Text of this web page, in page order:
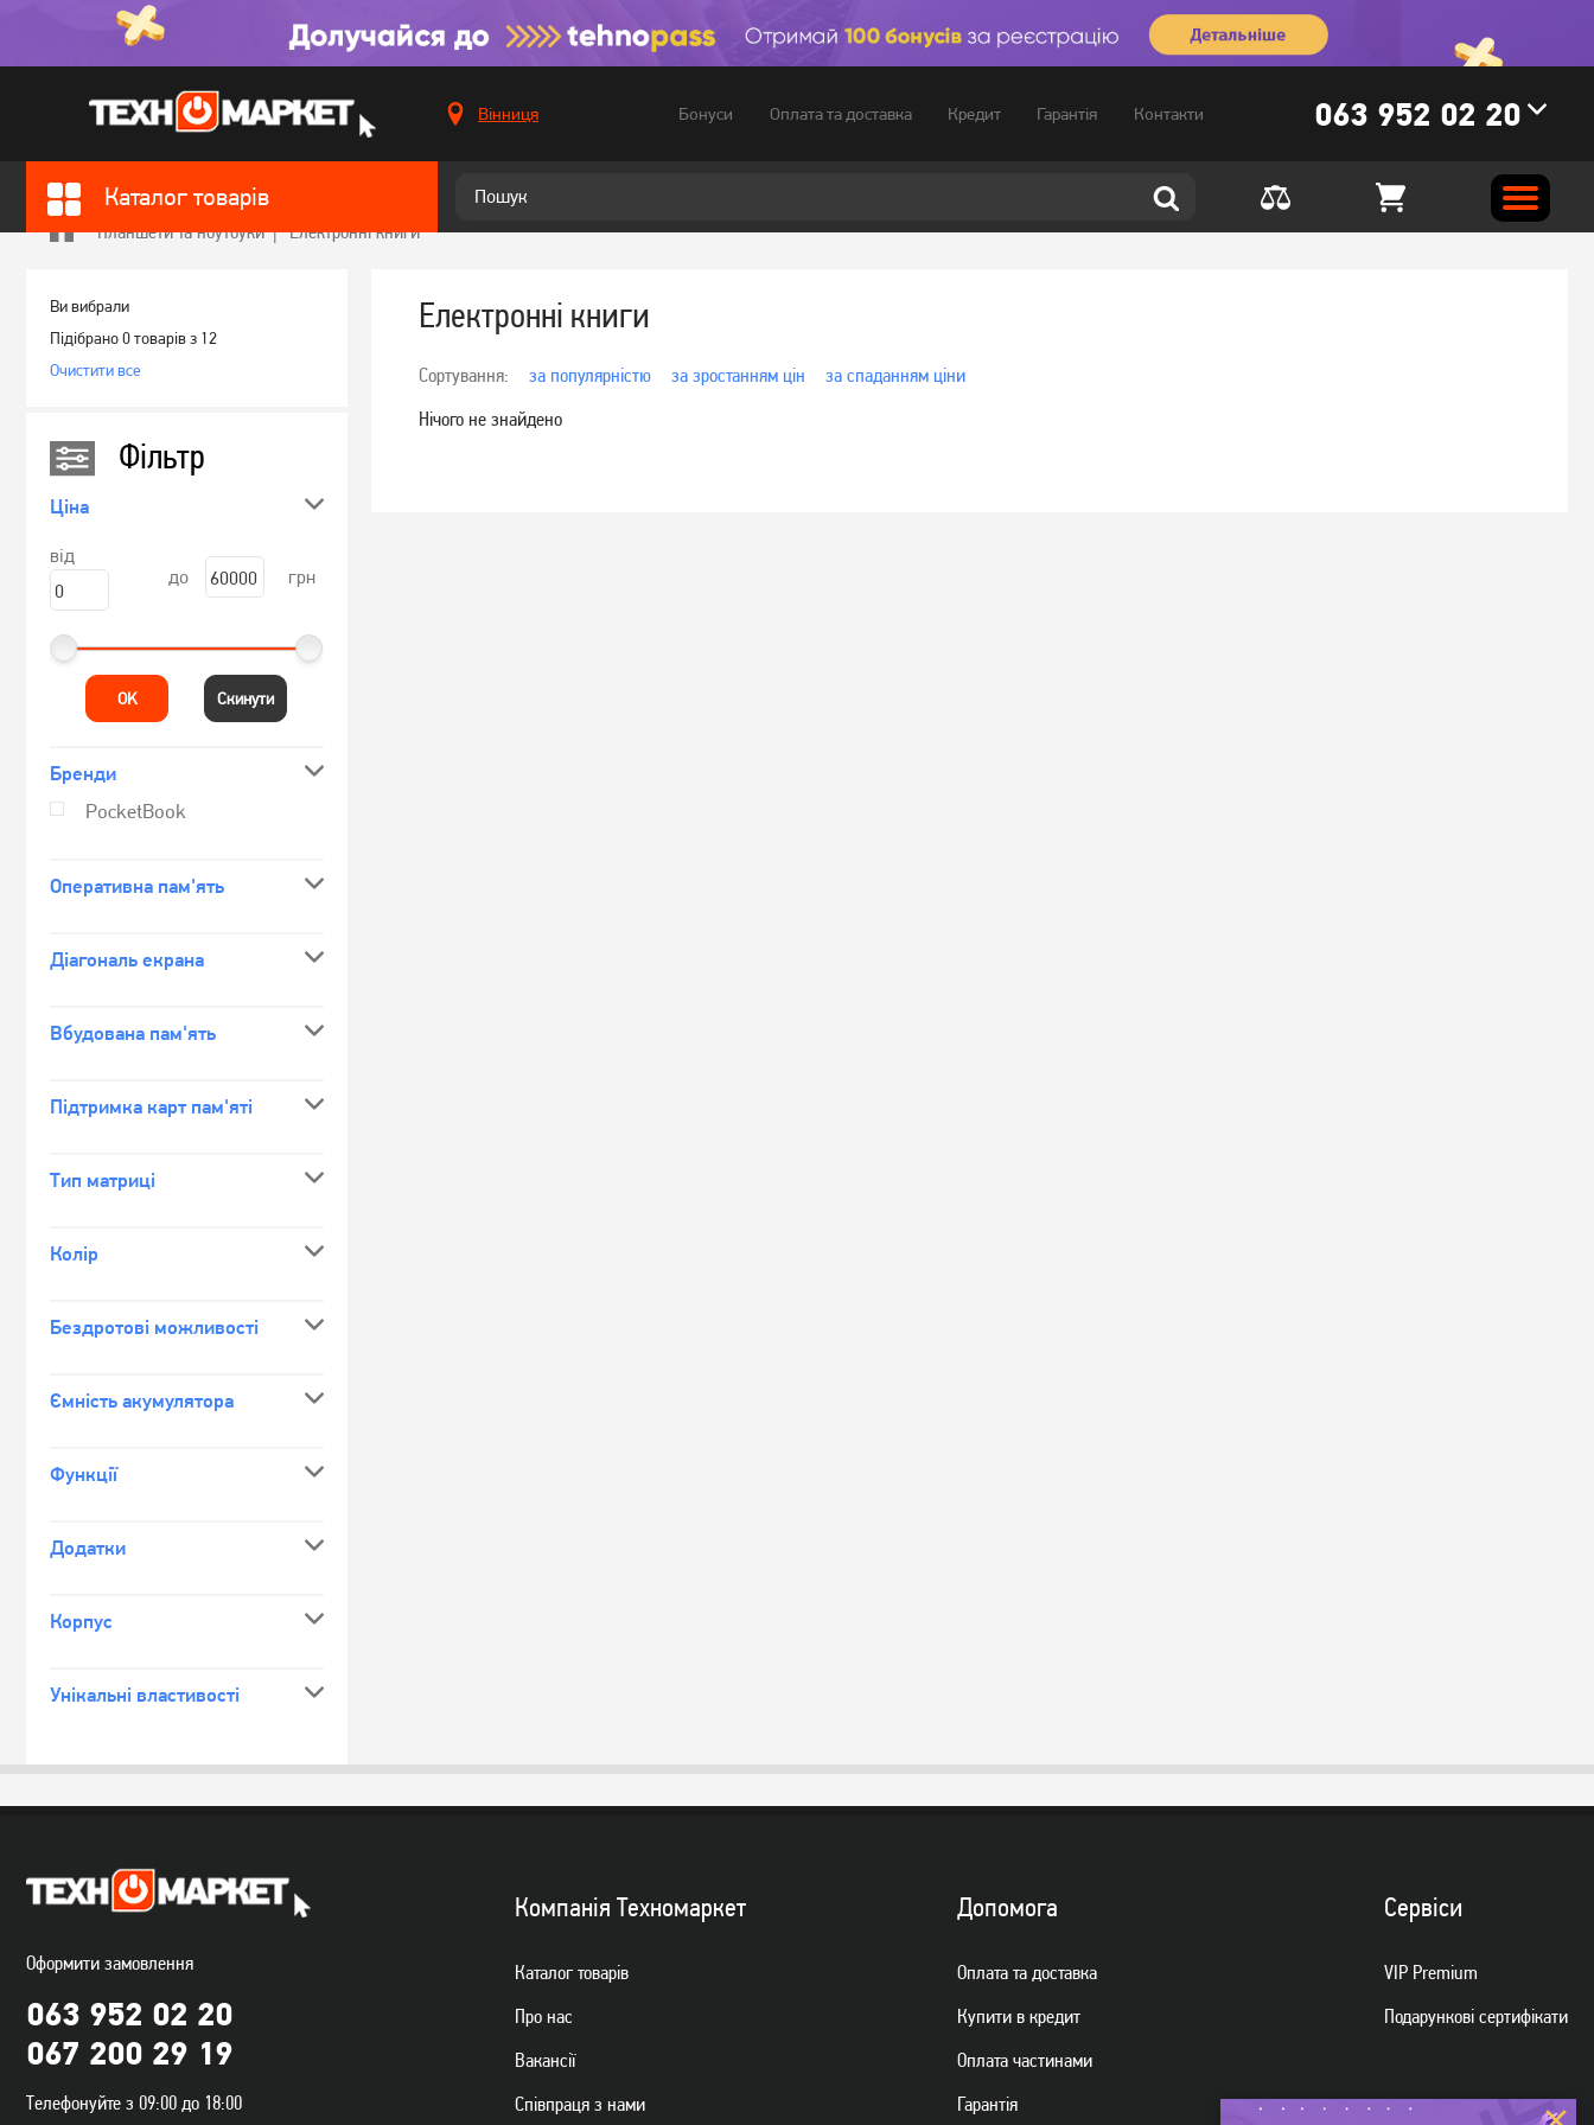
Вінниця Бонуси Оплата та доставка Кредит Гарантія Контакти 063 952 02 20
Каталог товарів
Планшети та ноутбуки Електронні книги
Ви вибрали
Підібрано 0 товарів з 12
Очистити все
Фільтр
Ціна
від
до
грн
OK Скинути
Бренди
PocketBook
Оперативна пам'ять
Діагональ екрана
Вбудована пам'ять
Підтримка карт пам'яті
Тип матриці
Колір
Бездротові можливості
Ємність акумулятора
Функції
Додатки
Корпус
Унікальні властивості
Електронні книги
Сортування: за популярністю за зростанням цін
за спаданням ціни
Нiчого не знайдено
Оформити замовлення
063 952 02 20
067 200 29 19
Телефонуйте з 09:00 до 18:00
Компанiя Техномаркет
Каталог товарiв
Про нас
Вакансії
Спiвпраця з нами
Допомога
Оплата та доставка
Купити в кредит
Оплата частинами
Гарантiя
Сервiси
VIP Premium
Подарункові сертифікати